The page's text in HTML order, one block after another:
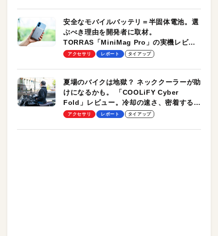
安全なモバイルバッテリ＝半固体電池。選
ぶべき理由を開発者に取材。
TORRAS「MiniMag Pro」の実機レビュ
ーも
アクセサリ レポート タイアップ
夏場のバイクは地獄？ ネッククーラーが助
けになるかも。 「COOLiFY Cyber
Fold」レビュー。冷却の速さ、密着する冷
却プレート、シンプルな操作性がグッド！
アクセサリ レポート タイアップ